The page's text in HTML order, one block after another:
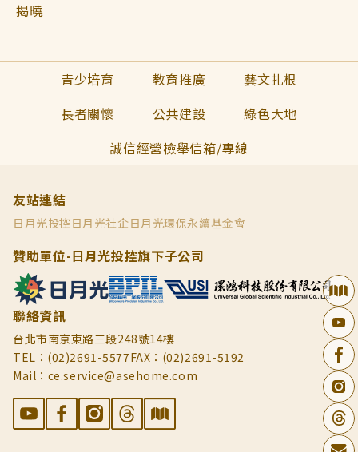
揭曉
青少培育 教育推廣
藝文扎根
長者關懷
公共建設
綠色大地
誠信經營檢舉信箱/專線
友站連結
日月光投控 日月光社企日月光環保永續基金會
贊助單位-日月光投控旗下子公司
聯絡資訊
台北市南京東路三段248號14樓
TEL：(02)2691-5577FAX：(02)2691-5192
Mail：ce.service@asehome.com